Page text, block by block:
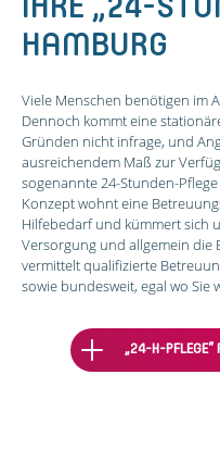
HAMBURG
Viele Menschen benötigen im
Dennoch kommt eine
Gründen nicht infrage, und
ausreichendem Maß zur
sogenannte 24-Stunden-
Konzept wohnt eine
Hilfebedarf und kümmert sich
Versorgung und allgemein die
vermittelt qualifizierte
sowie bundesweit, egal wo Sie
„24-H-PFLEGE“